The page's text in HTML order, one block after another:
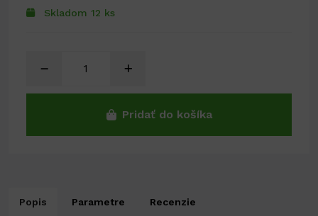
Skladom 12 ks
Pridať do košíka
Popis Parametre Recenzie